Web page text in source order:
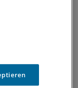
und mehr:
ist prall